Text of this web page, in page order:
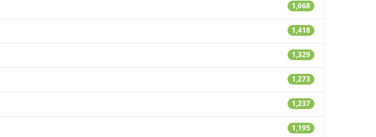
1,668
1,418
1,329
1,273
1,237
1,195